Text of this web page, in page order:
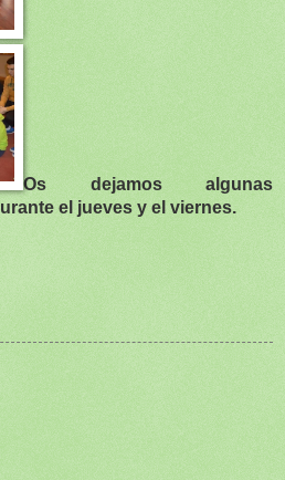
Os dejamos algunas
el jueves y el viernes.